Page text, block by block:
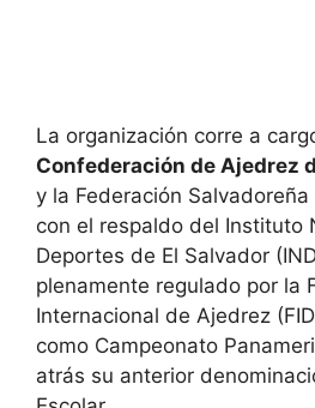
La organización corre a
Confederación de Ajedrez
y la Federación
con el respaldo del Instituto
Deportes de El Salvador
plenamente regulado por la
Internacional de Ajedrez
como Campeonato
atrás su anterior